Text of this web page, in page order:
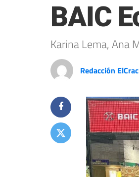
BAIC
Karina Lema, Ana
Redacción